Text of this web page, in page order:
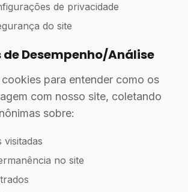
de privacidade
do site
de Desempenho/Análise
para entender como os
com nosso site, coletando
sobre:
visitadas
no site